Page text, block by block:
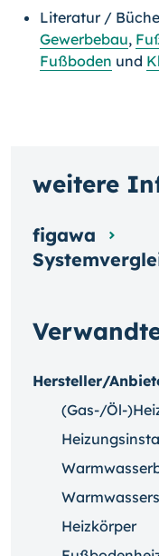
Literatur /
Gewerbebau,
Fußboden und
Hersteller/
(Gas-/Öl-
Heizkörper
weitere
figawa